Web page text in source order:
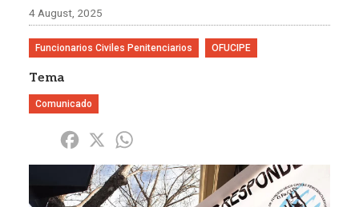
4 August, 2025
Funcionarios Civiles Penitenciarios OFUCIPE
Tema
Comunicado
Share Facebook
X